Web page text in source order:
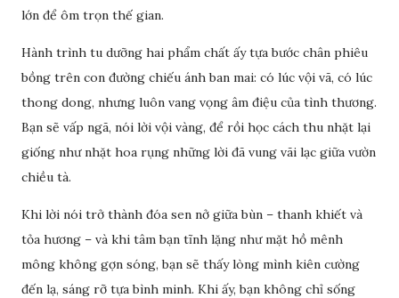
lớn để ôm trọn thế gian.
Hành trình tu dưỡng hai phẩm chất ấy tựa bước chân phiêu
bồng trên con đường chiếu ánh ban mai: có lúc vội vã, có lúc
thong dong, nhưng luôn vang vọng âm điệu của tình thương.
Bạn sẽ vấp ngã, nói lời vội vàng, để rồi học cách thu nhặt lại
giống như nhặt hoa rụng những lời đã vung vãi lạc giữa vườn
chiều tà.
Khi lời nói trở thành đóa sen nở giữa bùn – thanh khiết và
tỏa hương – và khi tâm bạn tĩnh lặng như mặt hồ mênh
mông không gợn sóng, bạn sẽ thấy lòng mình kiên cường
đến lạ, sáng rỡ tựa bình minh. Khi ấy, bạn không chỉ sống